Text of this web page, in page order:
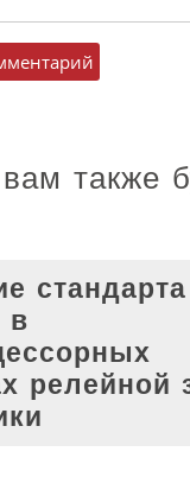
также
стандарта
в
релейной